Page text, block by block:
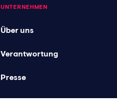
UNTERNEHMEN
Über uns
Verantwortung
Presse
Karriere